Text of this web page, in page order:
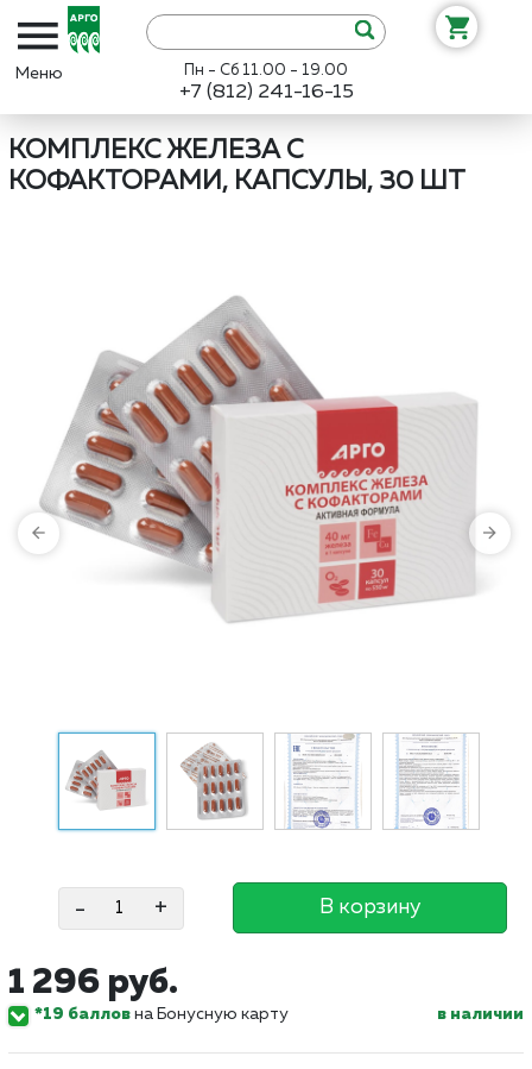
Пн - Сб 11.00 - 19.00
+7 (812) 241-16-15
КОМПЛЕКС ЖЕЛЕЗА С
КОФАКТОРАМИ, КАПСУЛЫ, 30 ШТ
- + В корзину
1 296 руб.
*19 баллов на Бонусную карту в наличии